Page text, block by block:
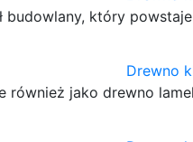
budowlany, który
Drewno
również jako drewno